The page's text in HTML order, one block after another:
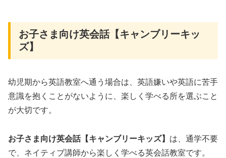
お子さま向け英会話【キャンブリーキッ
ズ】
幼児期から英語教室へ通う場合は、英語嫌いや英語に苦手
意識を抱くことがないように、楽しく学べる所を選ぶこと
が大切です。
お子さま向け英会話【キャンブリーキッズ】 は、通学不要
で、ネイティブ講師から楽しく学べる英会話教室です。